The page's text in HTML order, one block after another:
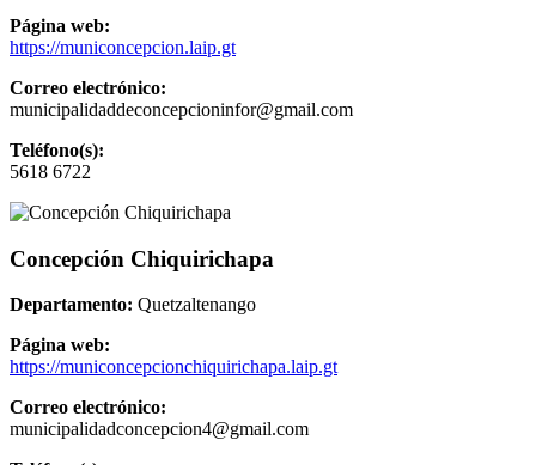
Página web:
https://municoncepcion.laip.gt
Correo electrónico:
municipalidaddeconcepcioninfor@gmail.com
Teléfono(s):
5618 6722
Concepción Chiquirichapa
Departamento: Quetzaltenango
Página web:
https://municoncepcionchiquirichapa.laip.gt
Correo electrónico:
municipalidadconcepcion4@gmail.com